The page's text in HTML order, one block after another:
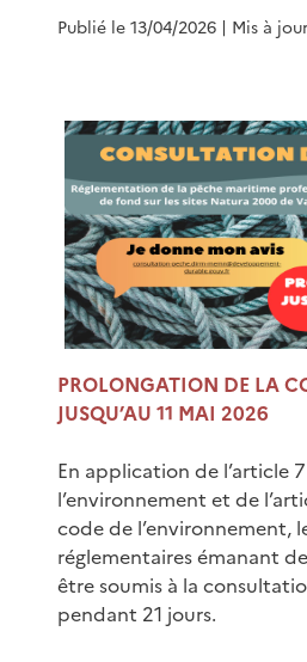
Publié le 13/04/2026 | Mis à
PROLONGATION DE LA
JUSQU’AU 11 MAI 2026
En application de l’article
l’environnement et de
code de l’environnement,
réglementaires émanant
être soumis à la
pendant 21 jours.